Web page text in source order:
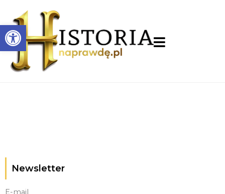
Otwórz pasek narzędzi
Newsletter
E-mail